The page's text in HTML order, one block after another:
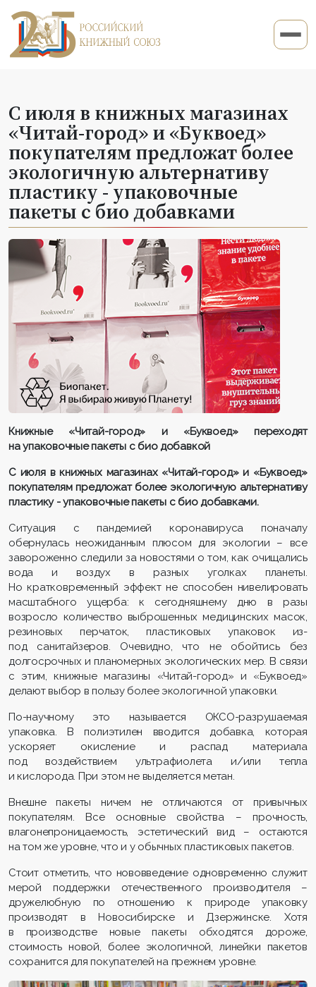
С июля в книжных магазинах
«Читай-город» и «Буквоед»
покупателям предложат более
экологичную альтернативу
пластику - упаковочные
пакеты с био добавками
Книжные «Читай-город» и «Буквоед» переходят
на упаковочные пакеты с био добавкой
С июля в книжных магазинах «Читай-город» и «Буквоед»
покупателям предложат более экологичную альтернативу
пластику - упаковочные пакеты с био добавками.
Ситуация с пандемией коронавируса поначалу
обернулась неожиданным плюсом для экологии – все
завороженно следили за новостями о том, как очищались
вода и воздух в разных уголках планеты.
Но кратковременный эффект не способен нивелировать
масштабного ущерба: к сегодняшнему дню в разы
возросло количество выброшенных медицинских масок,
резиновых перчаток, пластиковых упаковок из-
под санитайзеров. Очевидно, что не обойтись без
долгосрочных и планомерных экологических мер. В связи
с этим, книжные магазины «Читай-город» и «Буквоед»
делают выбор в пользу более экологичной упаковки.
По-научному это называется ОКСО-разрушаемая
упаковка. В полиэтилен вводится добавка, которая
ускоряет окисление и распад материала
под воздействием ультрафиолета и/или тепла
и кислорода. При этом не выделяется метан.
Внешне пакеты ничем не отличаются от привычных
покупателям. Все основные свойства – прочность,
влагонепроницаемость, эстетический вид – остаются
на том же уровне, что и у обычных пластиковых пакетов.
Стоит отметить, что нововведение одновременно служит
мерой поддержки отечественного производителя –
дружелюбную по отношению к природе упаковку
производят в Новосибирске и Дзержинске. Хотя
в производстве новые пакеты обходятся дороже,
стоимость новой, более экологичной, линейки пакетов
сохранится для покупателей на прежнем уровне.